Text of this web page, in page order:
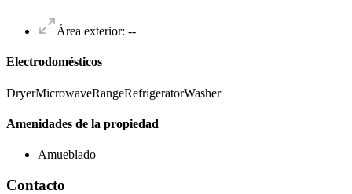
Área exterior: --
Electrodomésticos
DryerMicrowaveRangeRefrigeratorWasher
Amenidades de la propiedad
Amueblado
Contacto